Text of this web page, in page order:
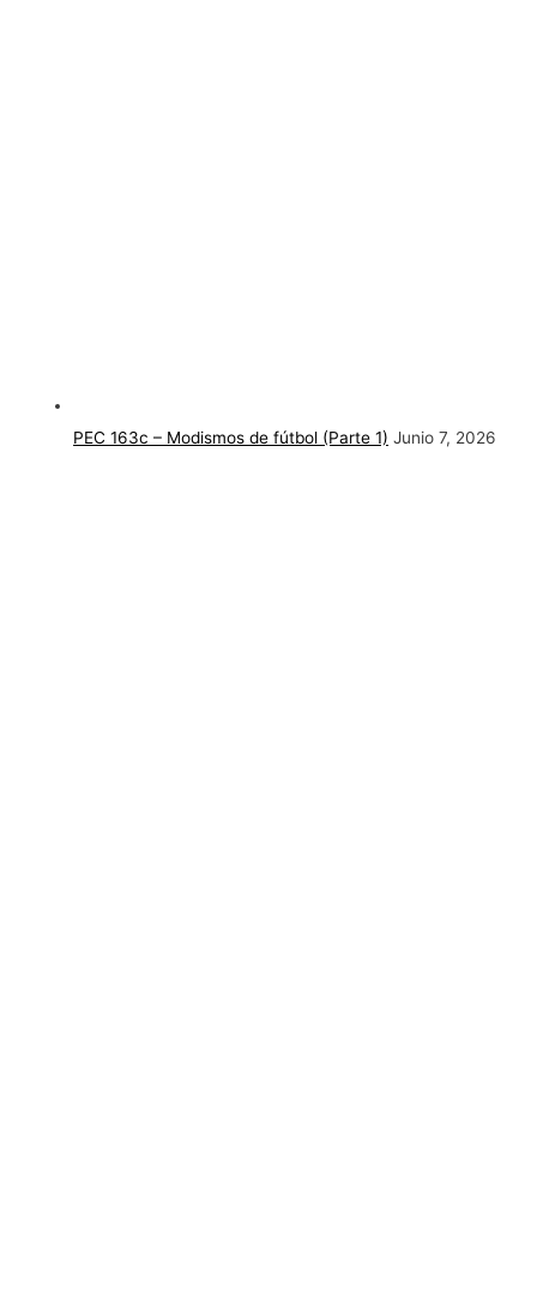
PEC 163c – Modismos de fútbol (Parte 1) Junio 7, 2026